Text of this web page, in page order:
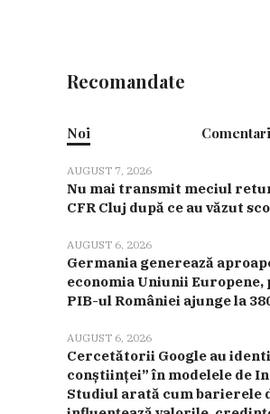
Recomandate
Noi
AUGUST 7, 2026
Nu mai transmit meciul
CFR Cluj după ce au văzut
AUGUST 6, 2026
Germania generează
economia Uniunii
PIB-ul României ajunge la
AUGUST 6, 2026
Cercetătorii Google au
conștiinței” în modelele de
Studiul arată cum barierele